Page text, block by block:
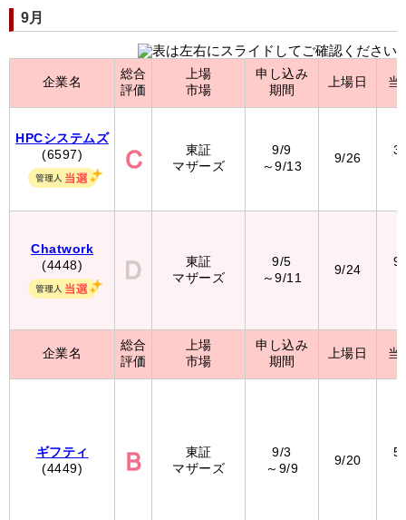
9月
企業名
HPCシステムズ
(6597)
Chatwork
(4448)
企業名
ギフティ
(4449)
総合
評価
上場
市場
申し込み
期間
上場日 当
東証
マザーズ
9/9
～9/13
9/26
東証
マザーズ
9/5
～9/11
9/24
総合
評価
上場
市場
申し込み
期間
上場日 当
東証
マザーズ
9/3
～9/9
9/20